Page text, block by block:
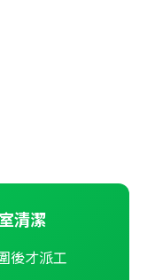
清潔
後才派工